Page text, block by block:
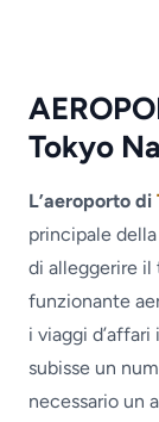
Tokyo
L’aeroporto di
principale
di alleggerire
funzionante
i viaggi
subisse un
necessario un